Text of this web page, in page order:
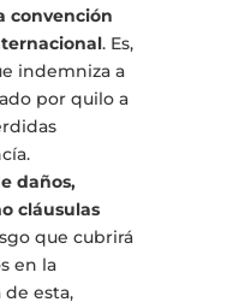
convención
. Es,
indemniza a
por quilo a
daños,
cláusulas
que cubrirá
en la
esta,